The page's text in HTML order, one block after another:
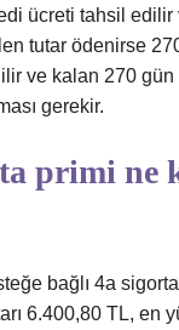
ücreti tahsil edilir
tutar ödenirse
ve kalan 270 gün
gerekir.
primi ne
bağlı 4a
6.400,80 TL, en